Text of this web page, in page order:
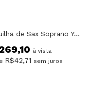
Boquilha de Sax Soprano Yamaha SS4C
à vista
R$42,71 sem juros